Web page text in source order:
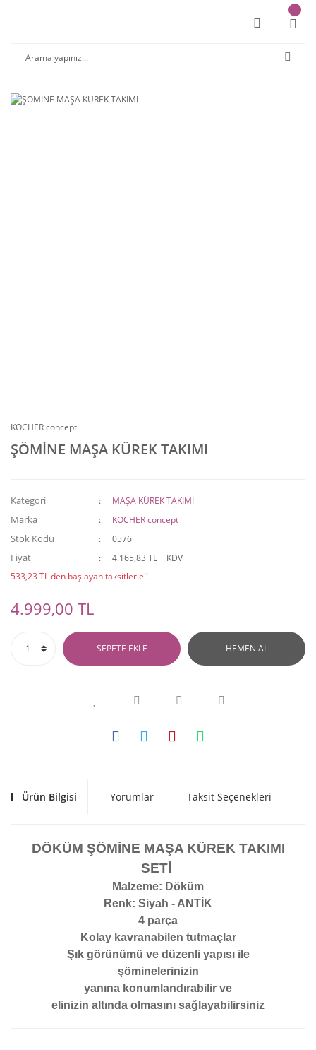
KOCHER concept
ŞÖMİNE MAŞA KÜREK TAKIMI
Kategori MAŞA KÜREK TAKIMI
Marka KOCHER concept
Stok Kodu 0576
Fiyat
4.165,83 TL + KDV
533,23 TL den başlayan taksitlerle!!
4.999,00 TL
SEPETE EKLE HEMEN AL
Ürün Bilgisi Yorumlar Taksit Seçenekleri
DÖKÜM ŞÖMİNE MAŞA KÜREK TAKIMI
SETİ
Malzeme: Döküm
Renk: Siyah - ANTİK
4 parça
Kolay kavranabilen tutmaçlar
Şık görünümü ve düzenli yapısı ile
şöminelerinizin
yanına konumlandırabilir ve
elinizin altında olmasını sağlayabilirsiniz